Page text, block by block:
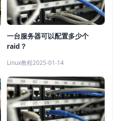
一台服务器可以配置多少个
raid？
Linux教程2025-01-14